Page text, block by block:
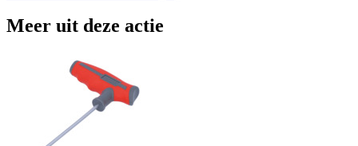
Meer uit deze actie